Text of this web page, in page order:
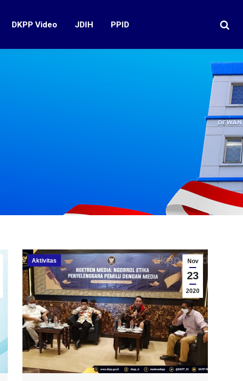
DKPP Video JDIH PPID
Nov
23
2020
Aktivitas